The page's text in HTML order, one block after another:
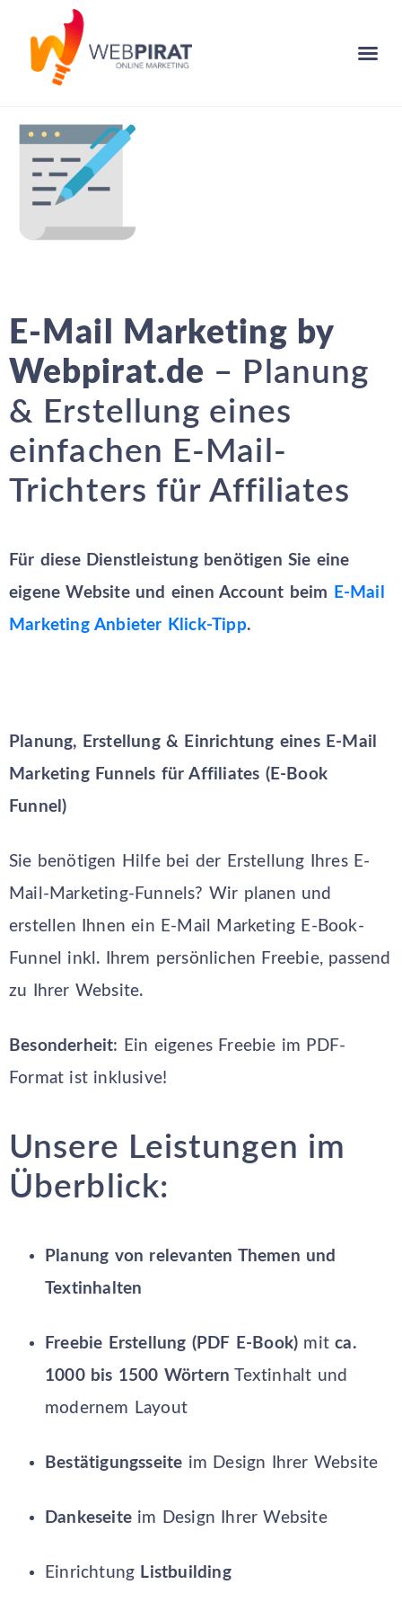
E-Mail Marketing by
Webpirat.de – Planung
& Erstellung eines
einfachen E-Mail-
Trichters für Affiliates
Für diese Dienstleistung benötigen Sie eine
eigene Website und einen Account beim
E-Mail
Marketing Anbieter Klick-Tipp.
Planung, Erstellung & Einrichtung eines E-Mail
Marketing Funnels für Affiliates (E-Book
Funnel)
Sie benötigen Hilfe bei der Erstellung Ihres E-
Mail-Marketing-Funnels? Wir planen und
erstellen Ihnen ein E-Mail Marketing E-Book-
Funnel inkl. Ihrem persönlichen Freebie, passend
zu Ihrer Website.
Besonderheit: Ein eigenes Freebie im PDF-
Format ist inklusive!
Unsere Leistungen im
Überblick:
Planung von relevanten Themen und
Textinhalten
Freebie Erstellung (PDF E-Book) mitca.
1000 bis 1500 Wörtern Textinhalt und
modernem Layout
Bestätigungsseite im Design Ihrer Website
Dankeseite im Design Ihrer Website
Einrichtung Listbuilding